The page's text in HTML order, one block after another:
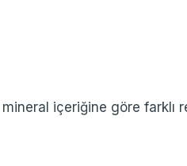
mineral içeriğine göre farklı